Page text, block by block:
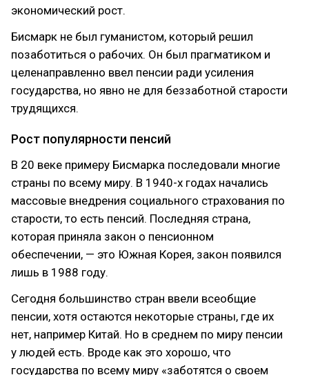
экономический рост.
Бисмарк не был гуманистом, который решил
позаботиться о рабочих. Он был прагматиком и
целенаправленно ввел пенсии ради усиления
государства, но явно не для беззаботной старости
трудящихся.
Рост популярности пенсий
В 20 веке примеру Бисмарка последовали многие
страны по всему миру. В 1940-х годах начались
массовые внедрения социального страхования по
старости, то есть пенсий. Последняя страна,
которая приняла закон о пенсионном
обеспечении, — это Южная Корея, закон появился
лишь в 1988 году.
Сегодня большинство стран ввели всеобщие
пенсии, хотя остаются некоторые страны, где их
нет, например Китай. Но в среднем по миру пенсии
у людей есть. Вроде как это хорошо, что
государства по всему миру «заботятся о своем